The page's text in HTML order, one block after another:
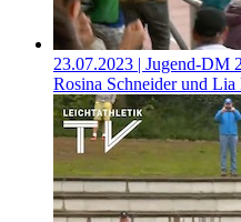
23.07.2023 | Jugend-DM
Rosina Schneider und